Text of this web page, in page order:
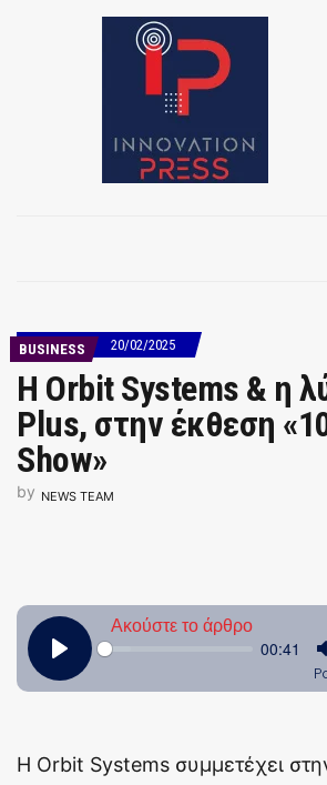
BUSINESS 20/02/2025
Η Orbit Systems & η
Plus, στην έκθεση
Show»
by NEWS TEAM
Η Orbit Systems συμμετέχει